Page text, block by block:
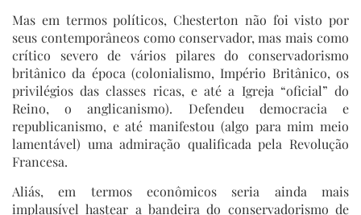
Mas em termos políticos, Chesterton não foi visto por
seus contemporâneos como conservador, mas mais como
crítico severo de vários pilares do conservadorismo
britânico da época (colonialismo, Império Britânico, os
privilégios das classes ricas, e até a Igreja “oficial” do
Reino, o anglicanismo). Defendeu democracia e
republicanismo, e até manifestou (algo para mim meio
lamentável) uma admiração qualificada pela Revolução
Francesa.
Aliás, em termos econômicos seria ainda mais
implausível hastear a bandeira do conservadorismo de